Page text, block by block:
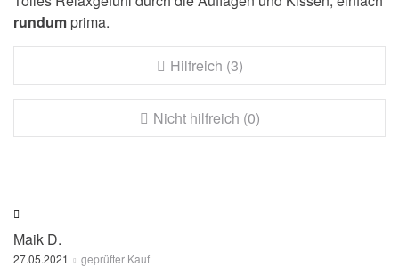
rundum prima.
Hilfreich (3)
Nicht hilfreich (0)
Maik D.
27.05.2021 geprüfter Kauf